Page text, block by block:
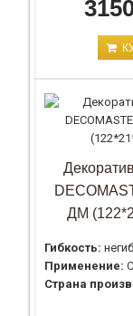
ДМ
Гибкость:
Применение:
Страна